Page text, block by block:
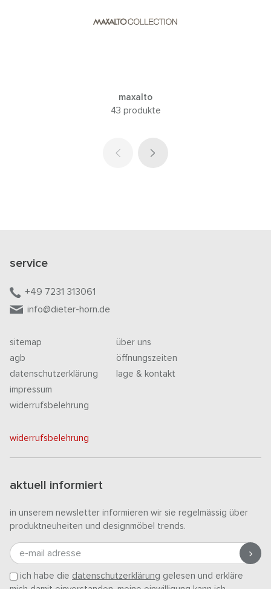
maxalto
43 produkte
service
+49 7231 313061
info@dieter-horn.de
sitemap
agb
datenschutzerklärung
impressum
widerrufsbelehrung
über uns
öffnungszeiten
lage & kontakt
widerrufsbelehrung
aktuell informiert
in unserem newsletter informieren wir sie regelmässig über
produktneuheiten und designmöbel trends.
e-mail adresse
ich habe die datenschutzerklärung gelesen und erkläre